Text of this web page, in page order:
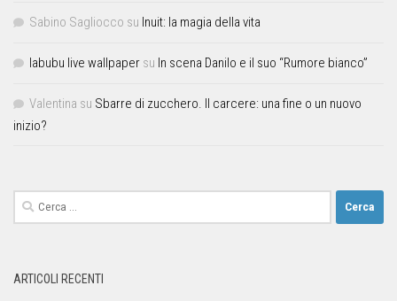
Sabino Sagliocco su Inuit: la magia della vita
labubu live wallpaper su In scena Danilo e il suo “Rumore bianco”
Valentina su Sbarre di zucchero. Il carcere: una fine o un nuovo
inizio?
ARTICOLI RECENTI